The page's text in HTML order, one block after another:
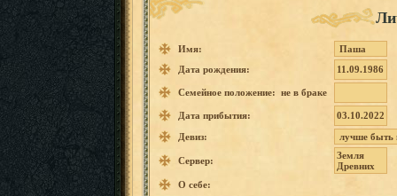
Имя:
Паша
Дата рождения:
11.09.1986
Семейное положение: не в браке
Дата прибытия:
03.10.2022
Девиз:
лучше быть
Сервер:
Земля
Древних
О себе: